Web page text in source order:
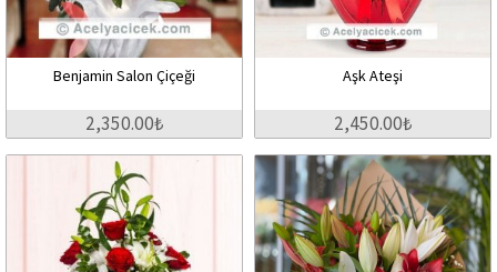
Benjamin Salon Çiçeği
2,350.00₺
Aşk Ateşi
2,450.00₺